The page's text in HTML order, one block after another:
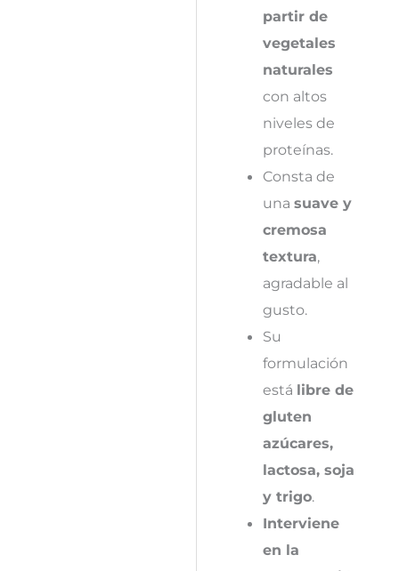
partir de
vegetales
naturales
con altos
niveles de
proteínas.
Consta de
una suave y
cremosa
textura,
agradable al
gusto.
Su
formulación
está libre de
gluten
azúcares,
lactosa, soja
y trigo.
Interviene
en la